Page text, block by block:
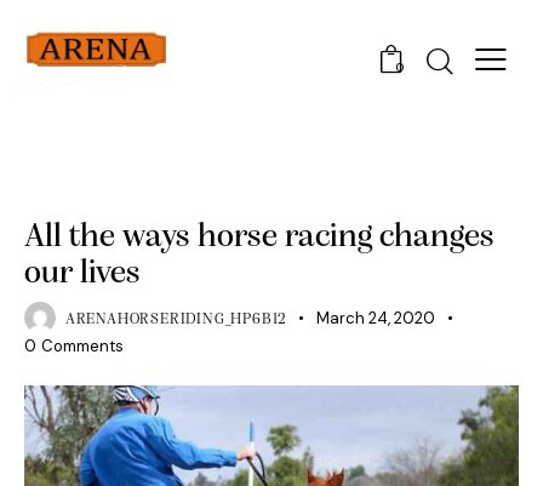
0
All the ways horse racing changes
our lives
ARENAHORSERIDING_HP6B12
March 24, 2020
0 Comments